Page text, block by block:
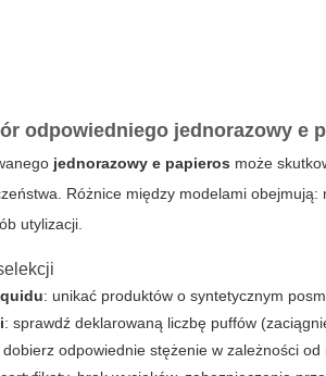
odpowiedniego jednorazowy e
jednorazowy e papieros może
Różnice między modelami
utylizacji.
: unikać produktów o syntetycznym
: sprawdź deklarowaną liczbę puffów
dobierz odpowiednie stężenie w zależności